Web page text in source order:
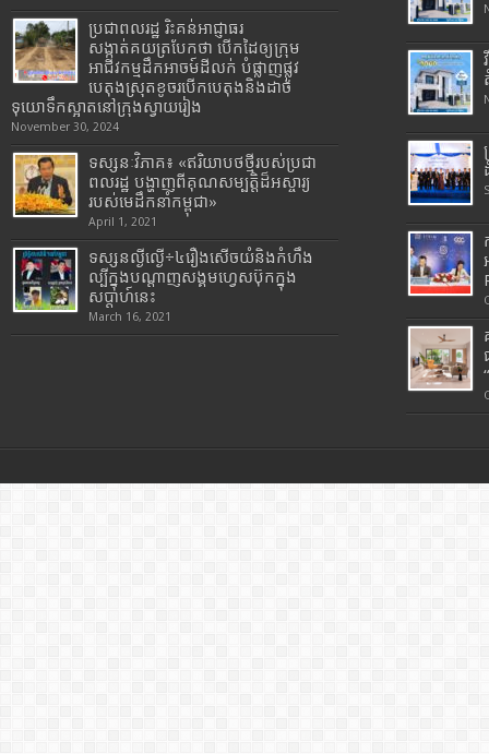
ប្រជាពលរដ្ឋ រិះគន់អាជ្ញាធរ
សង្កាត់គយត្របែកថា បើកដៃឲ្យក្រុម
អាជីវកម្មដឹកអាចម៍ដីលក់ បំផ្លាញផ្លូវ
បេតុងស្រុតខូចរបើកបេតុងនិងដាច់
ទុយោទឹកស្អាតនៅក្រុងស្វាយរៀង
November 30, 2024
ទស្សនៈវិភាគ៖ «ឥរិយាបថថ្មីរបស់ប្រជា
ពលរដ្ឋ បង្ហាញពីគុណសម្បត្តិដ៏អស្ចារ្យ
របស់មេដឹកនាំកម្ពុជា»
April 1, 2021
ទស្សនល្ងីល្ងើ÷៤រឿងសើចយំនិងកំហឹង
ល្បីក្នុងបណ្តាញសង្គមហ្វេសប៊ុកក្នុង
សប្តាហ៍នេះ
March 16, 2021